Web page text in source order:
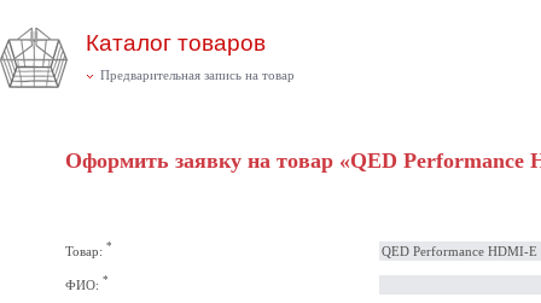
Каталог товаров
Предварительная запись на товар
Оформить заявку на товар «QED Performance
Товар: *
ФИО: *